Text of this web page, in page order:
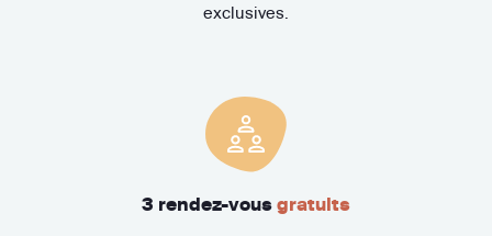
exclusives.
3 rendez-vous gratuits